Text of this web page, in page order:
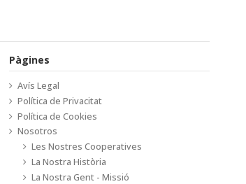
Pàgines
Avís Legal
Política de Privacitat
Política de Cookies
Nosotros
Les Nostres Cooperatives
La Nostra Història
La Nostra Gent - Missió